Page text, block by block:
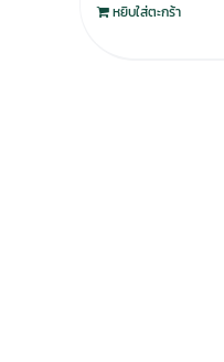
หยิบใส่ตะกร้า